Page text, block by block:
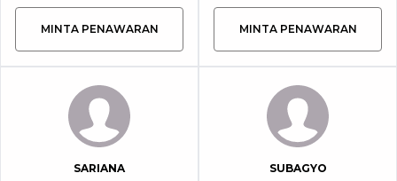
MINTA PENAWARAN MINTA PENAWARAN
SARIANA SUBAGYO